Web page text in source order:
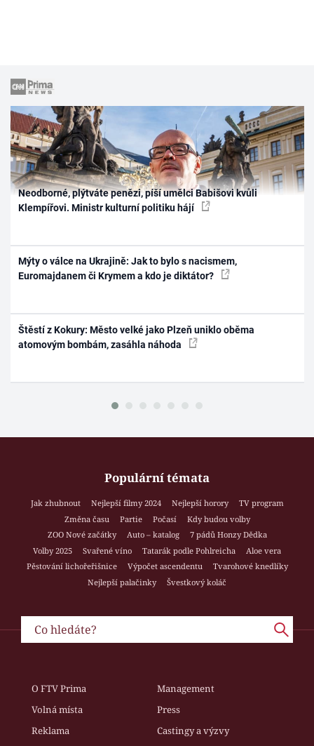
Neodborné, plýtváte penězi, píší umělci Babišovi kvůli
Klempířovi. Ministr kulturní politiku hájí
Mýty o válce na Ukrajině: Jak to bylo s nacismem,
Euromajdanem či Krymem a kdo je diktátor?
Štěstí z Kokury: Město velké jako Plzeň uniklo oběma
atomovým bombám, zasáhla náhoda
Populární témata
Jak zhubnout Nejlepší filmy 2024 Nejlepší horory
TV program
Změna času
Partie Počasí
Kdy budou volby
ZOO Nové začátky
Auto – katalog
7 pádů Honzy Dědka
Volby 2025
Svařené víno Tatarák podle Pohlreicha
Aloe vera
Pěstování lichořeřišnice
Výpočet ascendentu
Tvarohové knedlíky
Nejlepší palačinky
Švestkový koláč
O FTV Prima
Management
Volná místa
Press
Reklama
Castingy a výzvy